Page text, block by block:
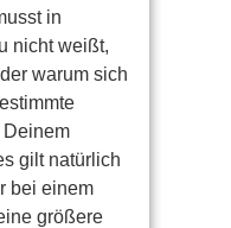
in
nicht weißt,
warum sich
Deinem
gilt natürlich
bei einem
größere